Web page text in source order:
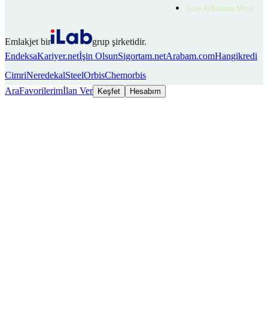
Aday Aydınlatma Metni
Emlakjet bir
grup şirketidir.
EndeksaKariyer.netİşin OlsunSigortam.netArabam.comHangikredi
CimriNeredekalSteelOrbisChemorbis
AraFavorilerimİlan Ver Keşfet Hesabım